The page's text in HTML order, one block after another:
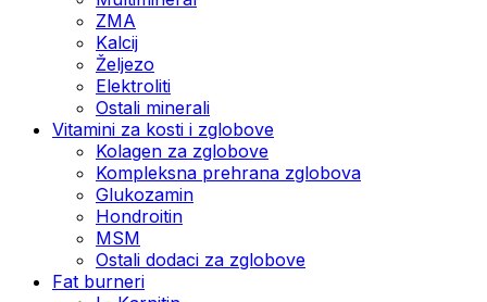
ZMA
Kalcij
Željezo
Elektroliti
Ostali minerali
Vitamini za kosti i zglobove
Kolagen za zglobove
Kompleksna prehrana zglobova
Glukozamin
Hondroitin
MSM
Ostali dodaci za zglobove
Fat burneri